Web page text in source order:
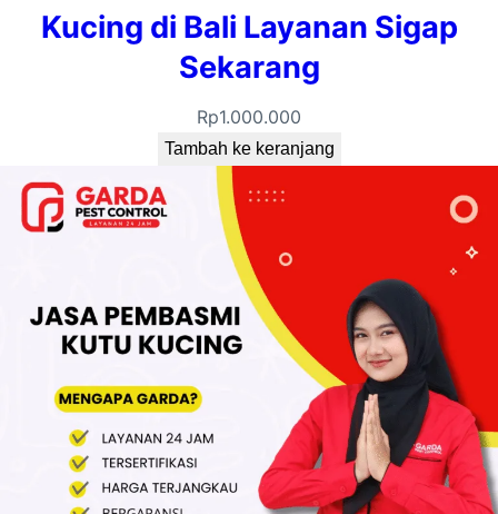
Kucing di Bali Layanan Sigap
Sekarang
Rp1.000.000
Tambah ke keranjang